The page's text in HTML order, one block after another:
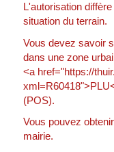
L'autorisation
situation du terrain.
Vous devez savoir
dans une zone
<a href="https://
(POS).
Vous pouvez
mairie.